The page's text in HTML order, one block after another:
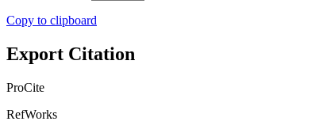
Copy to clipboard
Export Citation
ProCite
RefWorks